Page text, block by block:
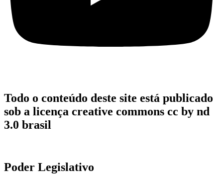
Todo o conteúdo deste site está publicado
sob a licença creative commons cc by nd
3.0 brasil
Poder Legislativo